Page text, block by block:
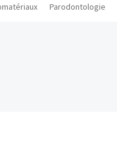
Parodontologie